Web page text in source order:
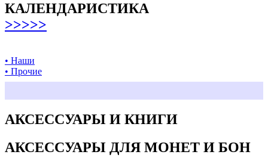
КАЛЕНДАРИСТИКА
>>>>>
• Наши
• Прочие
АКСЕССУАРЫ И КНИГИ
АКСЕССУАРЫ ДЛЯ МОНЕТ И БОН